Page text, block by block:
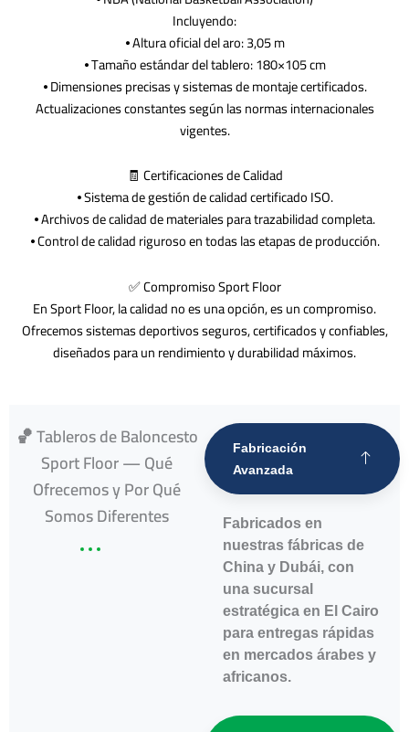
Incluyendo:
⦁ Altura oficial del aro: 3,05 m
⦁ Tamaño estándar del tablero: 180×105 cm
⦁ Dimensiones precisas y sistemas de montaje certificados.
Actualizaciones constantes según las normas internacionales
vigentes.
🧾 Certificaciones de Calidad
⦁ Sistema de gestión de calidad certificado ISO.
⦁ Archivos de calidad de materiales para trazabilidad completa.
⦁ Control de calidad riguroso en todas las etapas de producción.
✅ Compromiso Sport Floor
En Sport Floor, la calidad no es una opción, es un compromiso.
Ofrecemos sistemas deportivos seguros, certificados y confiables,
diseñados para un rendimiento y durabilidad máximos.
🏀 Tableros de Baloncesto
Sport Floor — Qué
Ofrecemos y Por Qué
Somos Diferentes
Fabricación
Avanzada
Fabricados en
nuestras fábricas de
China y Dubái, con
una sucursal
estratégica en El Cairo
para entregas rápidas
en mercados árabes y
africanos.